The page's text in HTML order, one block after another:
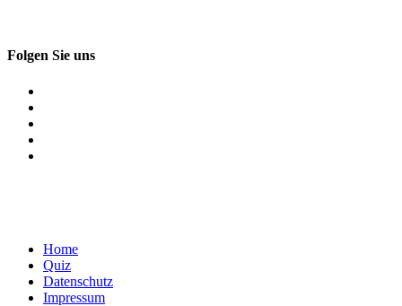
Folgen Sie uns
Home
Quiz
Datenschutz
Impressum